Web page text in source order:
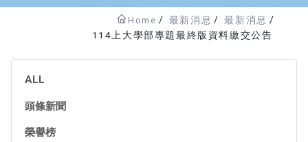
Home 最新消息
最新消息
114上大學部專題最終版資料繳交公告
ALL
頭條新聞
榮譽榜